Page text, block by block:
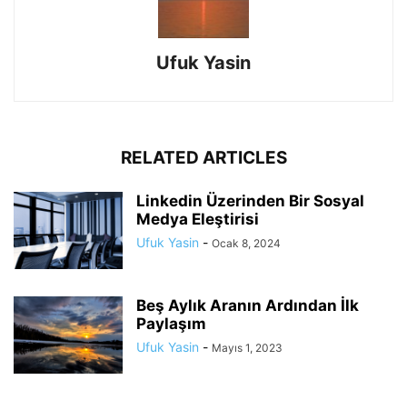
Ufuk Yasin
RELATED ARTICLES
Linkedin Üzerinden Bir Sosyal
Medya Eleştirisi
Ufuk Yasin - Ocak 8, 2024
Beş Aylık Aranın Ardından İlk
Paylaşım
Ufuk Yasin - Mayıs 1, 2023